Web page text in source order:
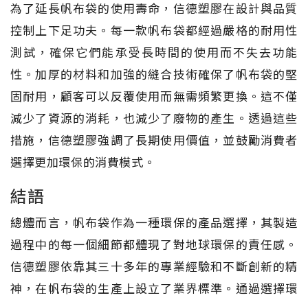
為了延長帆布袋的使用壽命，信德塑膠在設計與品質
控制上下足功夫。每一款帆布袋都經過嚴格的耐用性
測試，確保它們能承受長時間的使用而不失去功能
性。加厚的材料和加強的縫合技術確保了帆布袋的堅
固耐用，顧客可以反覆使用而無需頻繁更換。這不僅
減少了資源的消耗，也減少了廢物的產生。透過這些
措施，信德塑膠強調了長期使用價值，並鼓勵消費者
選擇更加環保的消費模式。
結語
總體而言，帆布袋作為一種環保的產品選擇，其製造
過程中的每一個細節都體現了對地球環保的責任感。
信德塑膠依靠其三十多年的專業經驗和不斷創新的精
神，在帆布袋的生產上設立了業界標準。通過選擇環